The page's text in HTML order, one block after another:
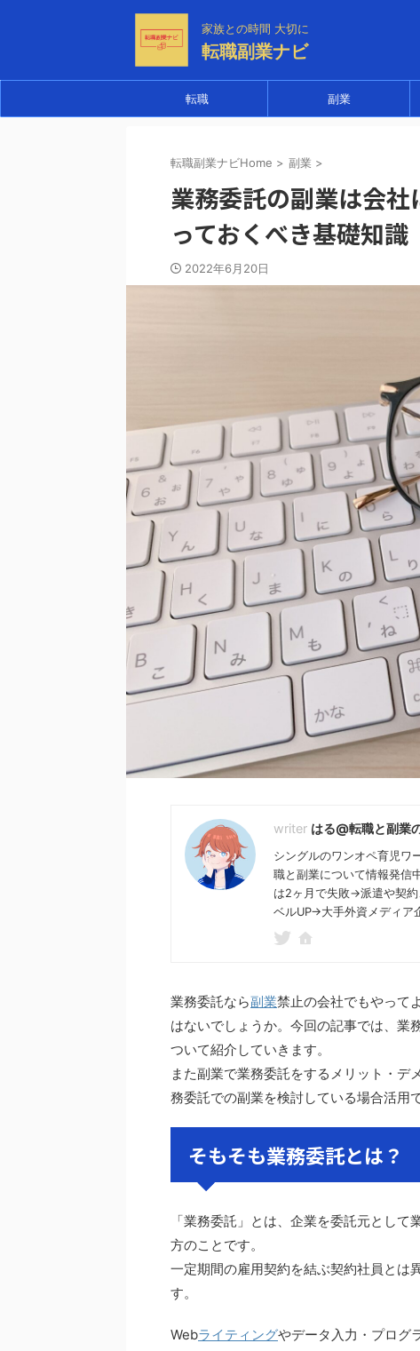
家族との時間 大切に
転職副業ナビ
転職 副業
転職副業ナビHome > 副業 >
業務委託の副業は会
っておくべき基礎知識
2022年6月20日
はる@転職と副業
シングルのワンオペ育児ワ
職と副業について情報発信
は2ヶ月で失敗→派遣や契
ベルUP→大手外資メディ
業務委託なら副業禁止の会社でもやって
はないでしょうか。今回の記事では、業
ついて紹介していきます。
また副業で業務委託をするメリット・デ
務委託での副業を検討している場合活用
そもそも業務委託とは？
「業務委託」とは、企業を委託元とし
方のことです。
一定期間の雇用契約を結ぶ契約社員とは
す。
Webライティングやデータ入力・プログ